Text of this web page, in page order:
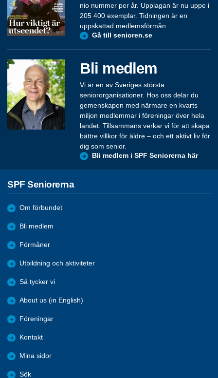
nio nummer per år. Upplagan är nu uppe i
205 400 exemplar. Tidningen är en
uppskattad medlemsförmån.
Gå till senioren.se
Bli medlem
Vi är en av Sveriges största
seniororganisationer. Hos oss delar du
gemenskapen med närmare en kvarts
miljon medlemmar i föreningar över hela
landet. Tillsammans verkar vi för att skapa
bättre villkor för äldre – och ett aktivt liv för
dig som senior.
Bli medlem i SPF Seniorerna här
SPF Seniorerna
Om förbundet
Bli medlem
Förmåner
Utbildning och aktiviteter
Så tycker vi
About us (in English)
Föreningar
Kontakt
Mina sidor
Sök